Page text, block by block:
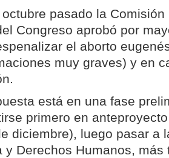
pasado la
Congreso aprobó por
el aborto
muy graves) y en
está en una fase
primero en
diciembre), luego pasar a
y Derechos Humanos, más